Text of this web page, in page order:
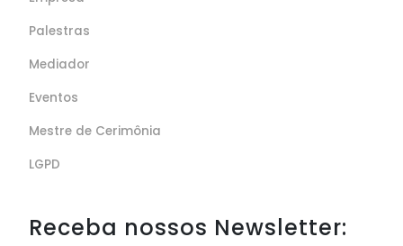
Palestras
Mediador
Eventos
Mestre de Cerimônia
LGPD
Receba nossos Newsletter: